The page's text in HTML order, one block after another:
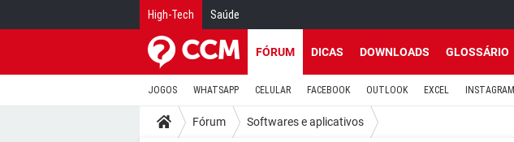
High-Tech Saúde
FÓRUM DICAS DOWNLOADS GLOSSÁRIO
JOGOS WHATSAPP CELULAR FACEBOOK OUTLOOK EXCEL INSTAGRAM
Fórum Softwares e aplicativos